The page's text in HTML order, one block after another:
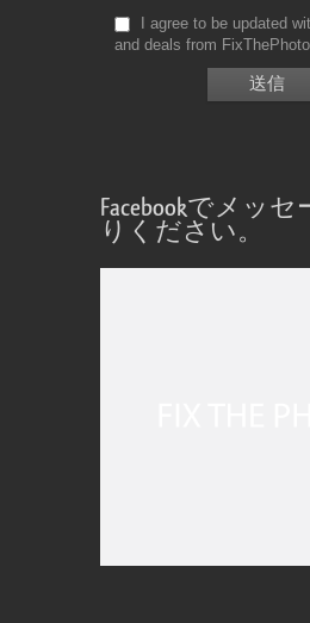
I agree to be updated
and deals from
Facebookでメッ
りください。